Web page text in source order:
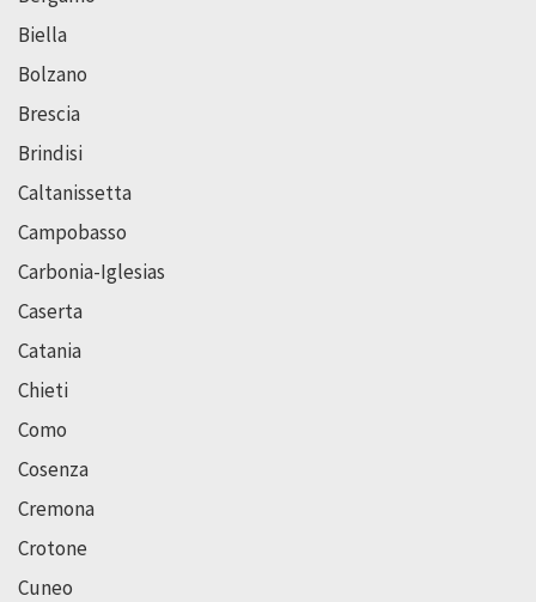
Biella
Bolzano
Brescia
Brindisi
Caltanissetta
Campobasso
Carbonia-Iglesias
Caserta
Catania
Chieti
Como
Cosenza
Cremona
Crotone
Cuneo